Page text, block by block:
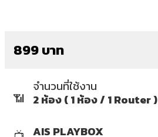
899 บาท
📶
จำนวนที่ใช้งาน
2 ห้อง ( 1 ห้อง / 1 Router )
AIS PLAYBOX